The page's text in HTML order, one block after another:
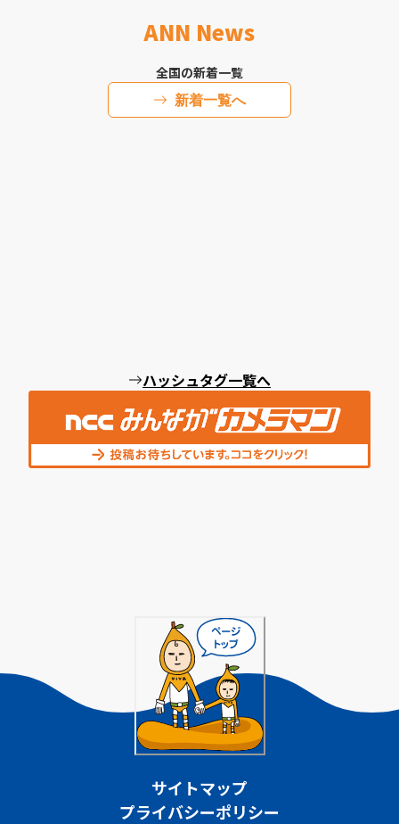
ANN News
全国の新着一覧
新着一覧へ
ハッシュタグ一覧へ
サイトマップ
プライバシーポリシー